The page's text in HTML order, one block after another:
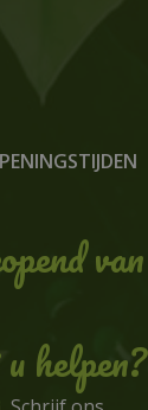
helpen?